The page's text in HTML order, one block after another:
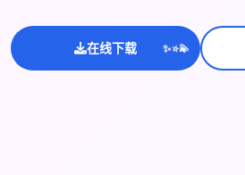
在线下载 ✨
⭐💫